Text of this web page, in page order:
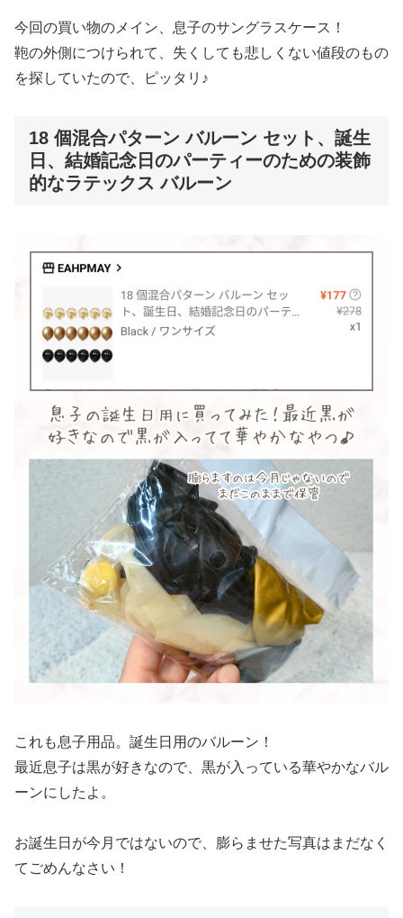
今回の買い物のメイン、息子のサングラスケース！
鞄の外側につけられて、失くしても悲しくない値段のもの
を探していたので、ピッタリ♪
18 個混合パターン バルーン セット、誕生
日、結婚記念日のパーティーのための装飾
的なラテックス バルーン
これも息子用品。誕生日用のバルーン！
最近息子は黒が好きなので、黒が入っている華やかなバル
ーンにしたよ。
お誕生日が今月ではないので、膨らませた写真はまだなく
てごめんなさい！